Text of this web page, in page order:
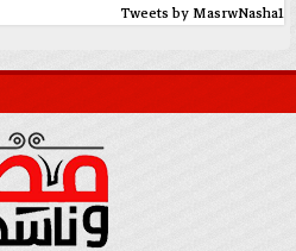
Tweets by MasrwNasha1